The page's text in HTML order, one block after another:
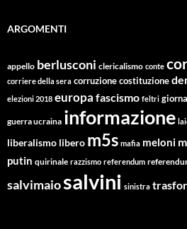
ARGOMENTI
appello berlusconi clericalismo conte
corriere della sera corruzionecostituzione
elezioni 2018 europa fascismo feltri
guerra ucraina informazione
liberalismo libero m5s mafia meloni
putin quirinale razzismo referendum
salvimaiosalvini sinistra